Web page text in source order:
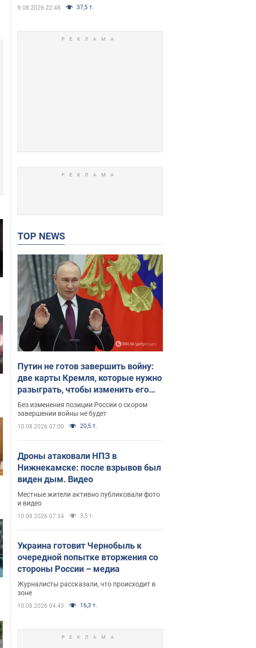
9.08.2026 22:48 37,5 т.
TOP NEWS
Путин не готов завершить войну:
две карты Кремля, которые нужно
разыграть, чтобы изменить его
мнение. Интервью с Веселовским
Без изменения позиции России о скором
завершении войны не будет
10.08.2026 07:00 20,5 т.
Дроны атаковали НПЗ в
Нижнекамске: после взрывов был
виден дым. Видео
Местные жители активно публиковали фото
и видео
10.08.2026 07:34 3,5 т.
Украина готовит Чернобыль к
очередной попытке вторжения со
стороны России – медиа
Журналисты рассказали, что происходит в
зоне
10.08.2026 04:43 16,3 т.